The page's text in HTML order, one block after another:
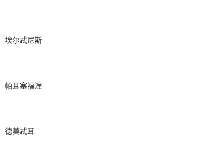
埃尔忒尼斯
帕耳塞福涅
德莫忒耳